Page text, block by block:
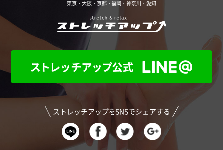
東京・大阪・京都・福岡・神奈川・愛知
ストレッチアップをSNSでシェアする